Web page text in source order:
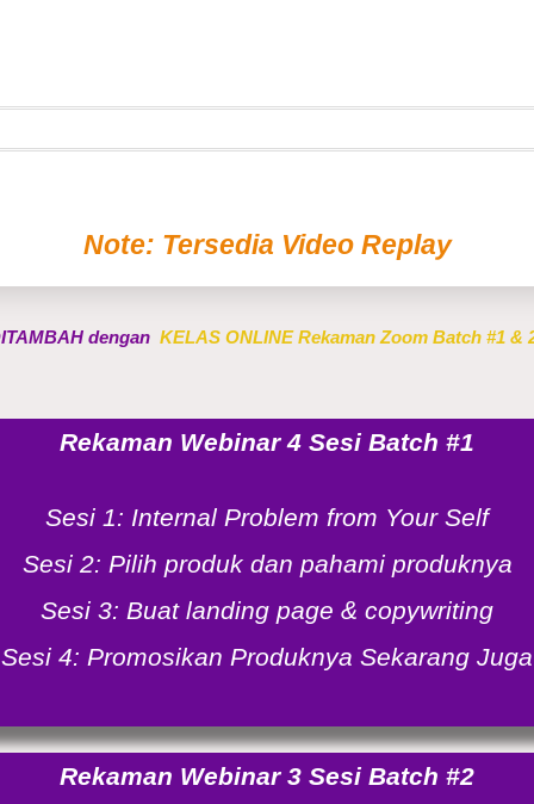
Note: Tersedia Video Replay
dengan KELAS ONLINE Rekaman Zoom Batch #1
Rekaman Webinar 4 Sesi Batch #1
Sesi 1: Internal Problem from Your Self
Sesi 2: Pilih produk dan pahami produknya
Sesi 3: Buat landing page & copywriting
Sesi 4: Promosikan Produknya Sekarang Juga
Rekaman Webinar 3 Sesi Batch #2